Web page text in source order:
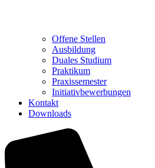
Offene Stellen
Ausbildung
Duales Studium
Praktikum
Praxissemester
Initiativbewerbungen
Kontakt
Downloads